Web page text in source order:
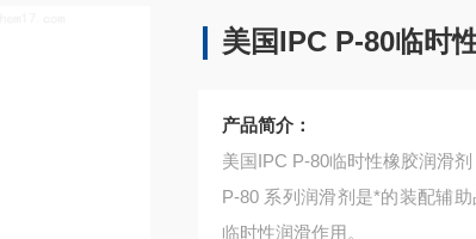
美国IPC P-80临时
产品简介：
美国IPC P-80临时性橡胶润滑剂
P-80 系列润滑剂是*的装配辅
临时性润滑作用。